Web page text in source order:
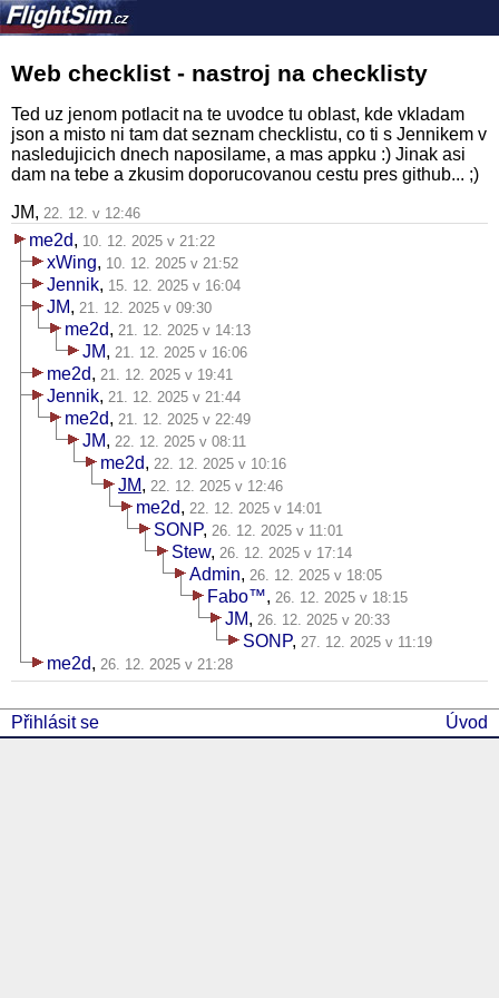
Web checklist - nastroj na checklisty
Ted uz jenom potlacit na te uvodce tu oblast, kde vkladam
json a misto ni tam dat seznam checklistu, co ti s Jennikem v
nasledujicich dnech naposilame, a mas appku :) Jinak asi
dam na tebe a zkusim doporucovanou cestu pres github... ;)
JM, 22. 12. v 12:46
me2d, 10. 12. 2025 v 21:22
xWing, 10. 12. 2025 v 21:52
Jennik, 15. 12. 2025 v 16:04
JM, 21. 12. 2025 v 09:30
me2d, 21. 12. 2025 v 14:13
JM, 21. 12. 2025 v 16:06
me2d, 21. 12. 2025 v 19:41
Jennik, 21. 12. 2025 v 21:44
me2d, 21. 12. 2025 v 22:49
JM, 22. 12. 2025 v 08:11
me2d, 22. 12. 2025 v 10:16
JM, 22. 12. 2025 v 12:46
me2d, 22. 12. 2025 v 14:01
SONP, 26. 12. 2025 v 11:01
Stew, 26. 12. 2025 v 17:14
Admin, 26. 12. 2025 v 18:05
Fabo™, 26. 12. 2025 v 18:15
JM, 26. 12. 2025 v 20:33
SONP, 27. 12. 2025 v 11:19
me2d, 26. 12. 2025 v 21:28
Úvod
Přihlásit se